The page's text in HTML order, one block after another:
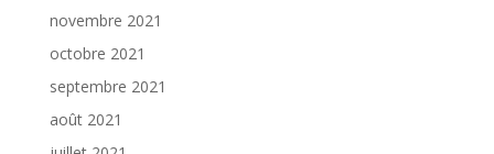
novembre 2021
octobre 2021
septembre 2021
août 2021